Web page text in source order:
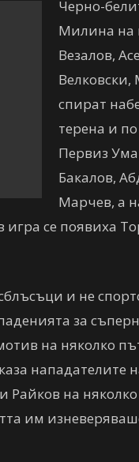
Черно-
Милина на
Везалов,
спират
терена и
Первиз
Бакалов,
Марчев, а
се появиха
и не
за
на няколко
нападателите
Райков на
им